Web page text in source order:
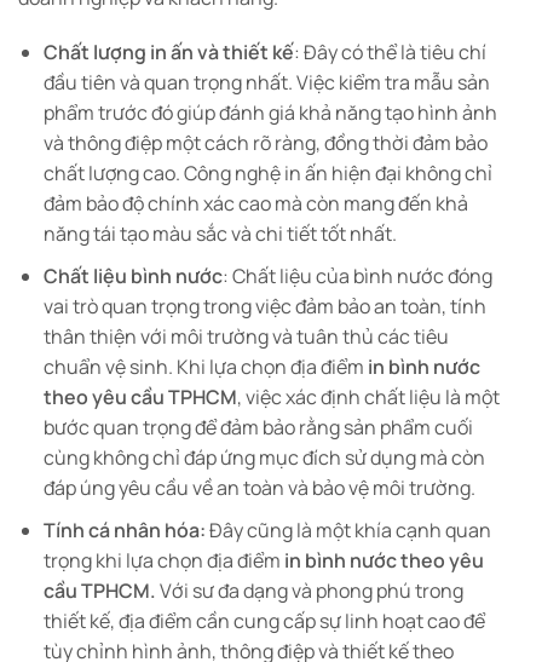
Chất lượng in ấn và thiết kế: Đây có thể là tiêu chí
đầu tiên và quan trọng nhất. Việc kiểm tra mẫu sản
phẩm trước đó giúp đánh giá khả năng tạo hình ảnh
và thông điệp một cách rõ ràng, đồng thời đảm bảo
chất lượng cao. Công nghệ in ấn hiện đại không chỉ
đảm bảo độ chính xác cao mà còn mang đến khả
năng tái tạo màu sắc và chi tiết tốt nhất.
Chất liệu bình nước: Chất liệu của bình nước đóng
vai trò quan trọng trong việc đảm bảo an toàn, tính
thân thiện với môi trường và tuân thủ các tiêu
chuẩn vệ sinh. Khi lựa chọn địa điểm in bình nước
theo yêu cầu TPHCM, việc xác định chất liệu là một
bước quan trọng để đảm bảo rằng sản phẩm cuối
cùng không chỉ đáp ứng mục đích sử dụng mà còn
đáp úng yêu cầu về an toàn và bảo vệ môi trường.
Tính cá nhân hóa:Đây cũng là một khía cạnh quan
trọng khi lựa chọn địa điểm in bình nước theo yêu
cầu TPHCM.Với sư đa dạng và phong phú trong
thiết kế, địa điểm cần cung cấp sự linh hoạt cao để
tùy chỉnh hình ảnh, thông điệp và thiết kế theo